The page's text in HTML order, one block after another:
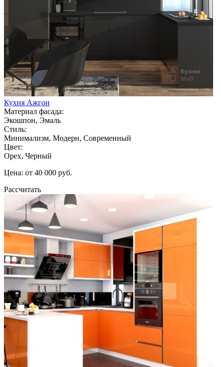
Кухня Ажгон
Материал фасада:
Экошпон, Эмаль
Стиль:
Минимализм, Модерн, Современный
Цвет:
Орех, Черный
Цена: от 40 000 руб.
Рассчитать